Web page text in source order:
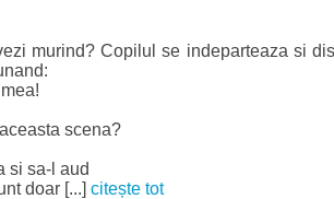
murind? Copilul se indeparteaza si
scena?
si sa-l aud
doar [...] citește tot